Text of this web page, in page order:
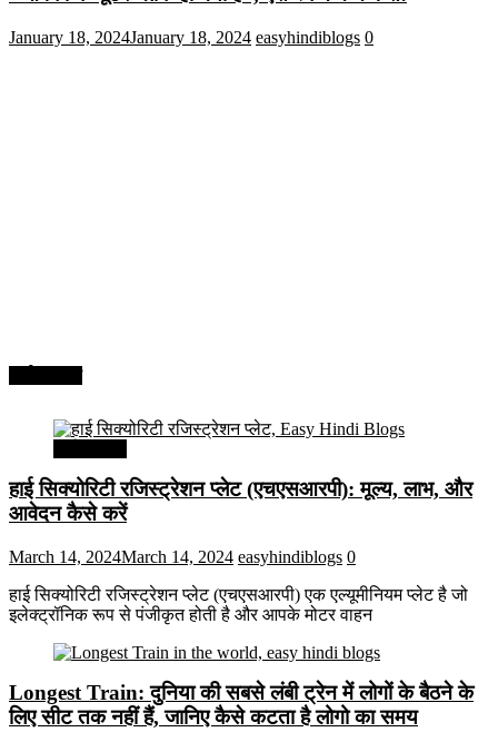
January 18, 2024January 18, 2024 easyhindiblogs 0
हाई सिक्योरिटी रजिस्ट्रेशन प्लेट (एचएसआरपी): मूल्य, लाभ, और
आवेदन कैसे करें
March 14, 2024March 14, 2024 easyhindiblogs 0
हाई सिक्योरिटी रजिस्ट्रेशन प्लेट (एचएसआरपी) एक एल्यूमीनियम प्लेट है जो
इलेक्ट्रॉनिक रूप से पंजीकृत होती है और आपके मोटर वाहन
Longest Train: दुनिया की सबसे लंबी ट्रेन में लोगों के बैठने के
लिए सीट तक ​​नहीं हैं, जानिए कैसे कटता है लोगो का समय